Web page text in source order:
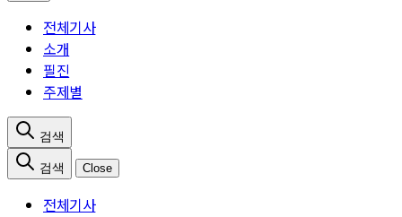
전체기사
소개
필진
주제별
Close
전체기사